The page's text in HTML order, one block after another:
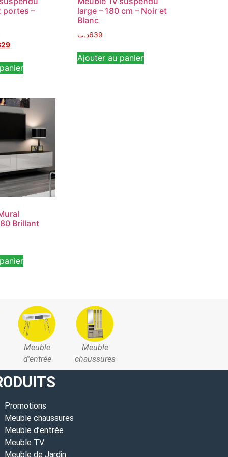
portes –
large – 180 cm – Noir et
Blanc
639د.ت
Ajouter au panier
Brillant
Meuble
d'entrée
Meuble
chaussures
Promotions
Meuble chaussures
Meuble d’entrée
Meuble TV
Meuble de Jardin